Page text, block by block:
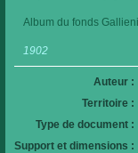
Album du fonds
1902
Auteur :
Territoire :
Type de document :
Support et dimensions :